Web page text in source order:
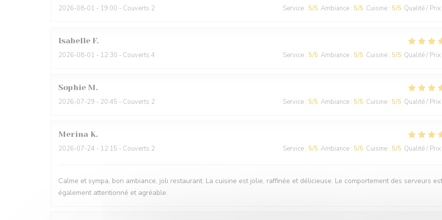
2026-08-01 - 19:00 - Couverts 2 Service : 5/5 Ambiance : 5/5 Cuisine : 5/5 Qualité / Prix
Isabelle F
2026-08-01 - 12:30 - Couverts 4 Service : 5/5 Ambiance : 5/5 Cuisine : 5/5 Qualité / Prix
Sophie M
2026-07-29 - 20:45 - Couverts 2 Service : 5/5 Ambiance : 5/5 Cuisine : 5/5 Qualité / Prix
Merina K
2026-07-24 - 12:15 - Couverts 2 Service : 5/5 Ambiance : 5/5 Cuisine : 5/5 Qualité / Prix
Calme et sympa, bon ambiance, joli restaurant. La cuisine est jolie, raffinée et délicieuse. Le comportement des serveurs est
également attentionné et agréable.